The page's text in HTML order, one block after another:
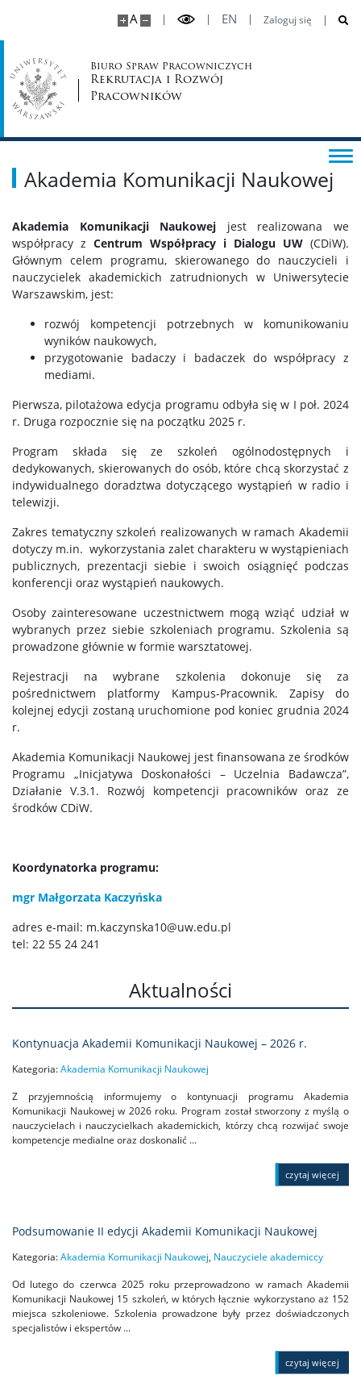
A EN Zaloguj się
Biuro Spraw Pracowniczych
Rekrutacja i Rozwój
Pracowników
Akademia Komunikacji Naukowej
Akademia Komunikacji Naukowej jest realizowana we
współpracy z Centrum Współpracy i Dialogu UW (CDiW).
Głównym celem programu, skierowanego do nauczycieli i
nauczycielek akademickich zatrudnionych w Uniwersytecie
Warszawskim, jest:
rozwój kompetencji potrzebnych w komunikowaniu
wyników naukowych,
przygotowanie badaczy i badaczek do współpracy z
mediami.
Pierwsza, pilotażowa edycja programu odbyła się w I poł. 2024
r. Druga rozpocznie się na początku 2025 r.
Program składa się ze szkoleń ogólnodostępnych i
dedykowanych, skierowanych do osób, które chcą skorzystać z
indywidualnego doradztwa dotyczącego wystąpień w radio i
telewizji.
Zakres tematyczny szkoleń realizowanych w ramach Akademii
dotyczy m.in. wykorzystania zalet charakteru w wystąpieniach
publicznych, prezentacji siebie i swoich osiągnięć podczas
konferencji oraz wystąpień naukowych.
Osoby zainteresowane uczestnictwem mogą wziąć udział w
wybranych przez siebie szkoleniach programu. Szkolenia są
prowadzone głównie w formie warsztatowej.
Rejestracji na wybrane szkolenia dokonuje się za
pośrednictwem platformy Kampus-Pracownik. Zapisy do
kolejnej edycji zostaną uruchomione pod koniec grudnia 2024
r.
Akademia Komunikacji Naukowej jest finansowana ze środków
Programu „Inicjatywa Doskonałości – Uczelnia Badawcza”,
Działanie V.3.1. Rozwój kompetencji pracowników oraz ze
środków CDiW.
Koordynatorka programu:
mgr Małgorzata Kaczyńska
adres e-mail: m.kaczynska10@uw.edu.pl
tel: 22 55 24 241
Aktualności
Kontynuacja Akademii Komunikacji Naukowej – 2026 r.
Kategoria:Akademia Komunikacji Naukowej
Z przyjemnością informujemy o kontynuacji programu Akademia
Komunikacji Naukowej w 2026 roku. Program został stworzony z myślą o
nauczycielach i nauczycielkach akademickich, którzy chcą rozwijać swoje
kompetencje medialne oraz doskonalić ...
czytaj więcej
Podsumowanie II edycji Akademii Komunikacji Naukowej
Kategoria:Akademia Komunikacji Naukowej, Nauczyciele akademiccy
Od lutego do czerwca 2025 roku przeprowadzono w ramach Akademii
Komunikacji Naukowej 15 szkoleń, w których łącznie wykorzystano aż 152
miejsca szkoleniowe. Szkolenia prowadzone były przez doświadczonych
specjalistów i ekspertów ...
czytaj więcej